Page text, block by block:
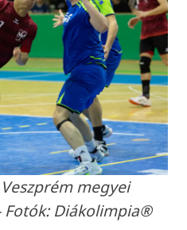
megyei
Fotók: Diákolimpia®